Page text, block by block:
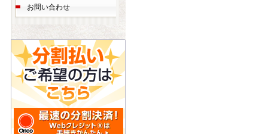
お問い合わせ